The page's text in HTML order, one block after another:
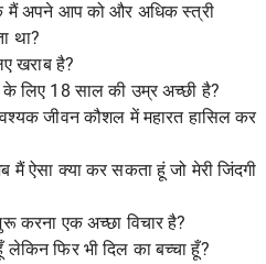
मैं अपने आप को और अधिक स्त्री
था?
खराब है?
लिए 18 साल की उम्र अच्छी है?
जीवन कौशल में महारत हासिल कर
मैं ऐसा क्या कर सकता हूं जो मेरी जिंदगी
करना एक अच्छा विचार है?
फिर भी दिल का बच्चा हूँ?